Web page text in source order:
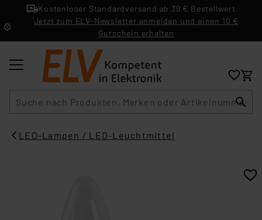
Kostenloser Standardversand ab 39 € Bestellwert
Jetzt zum ELV-Newsletter anmelden und einen 10 €
Gutschein erhalten
LED-Lampen / LED-Leuchtmittel